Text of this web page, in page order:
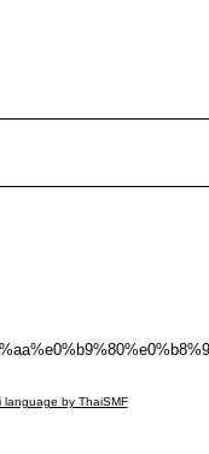
language by ThaiSMF